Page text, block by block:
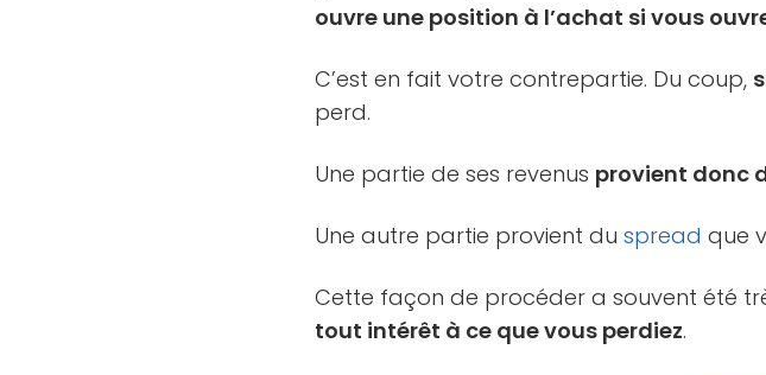
ouvre une position à l’achat si vous
C’est en fait votre contrepartie. Du coup,
perd.
Une partie de ses revenus provient donc
Une autre partie provient duspread que
Cette façon de procéder a souvent été
tout intérêt à ce que vous perdiez.